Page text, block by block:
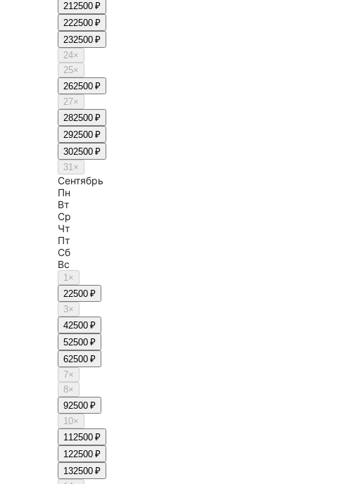
212500 ₽
222500 ₽
232500 ₽
24×
25×
262500 ₽
27×
282500 ₽
292500 ₽
302500 ₽
31×
Сентябрь
Пн
Вт
Ср
Чт
Пт
Сб
Вс
1×
22500 ₽
3×
42500 ₽
52500 ₽
62500 ₽
7×
8×
92500 ₽
10×
112500 ₽
122500 ₽
132500 ₽